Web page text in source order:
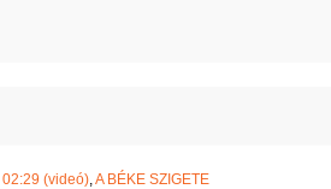
02:29 (videó),A BÉKE SZIGETE